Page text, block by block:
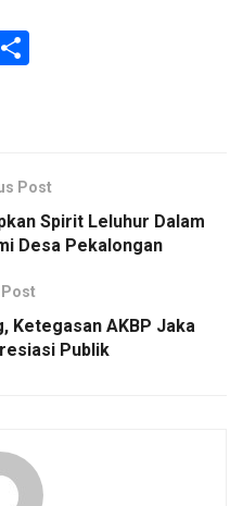
Post
Spirit Leluhur Dalam
Desa Pekalongan
Post
Ketegasan AKBP Jaka
Publik